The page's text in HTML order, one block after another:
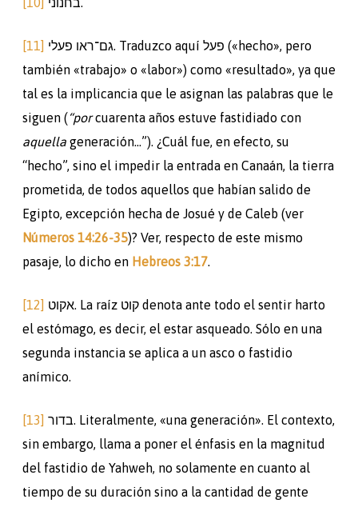
[11] גם־ראו פעלי
. Traduzco aquí פעל («hecho», pero
también «trabajo» o «labor») como «resultado», ya que
tal es la implicancia que le asignan las palabras que le
siguen (“porcuarenta años estuve fastidiado con
aquella generación…”). ¿Cuál fue, en efecto, su
“hecho”, sino el impedir la entrada en Canaán, la tierra
prometida, de todos aquellos que habían salido de
Egipto, excepción hecha de Josué y de Caleb (ver
Números 14:26-35)? Ver, respecto de este mismo
pasaje, lo dicho en Hebreos 3:17.
[12]
el estómago, es decir, el estar asqueado. Sólo en una
segunda instancia se aplica a un asco o fastidio
anímico.
[13]
sin embargo, llama a poner el énfasis en la magnitud
del fastidio de Yahweh, no solamente en cuanto al
tiempo de su duración sino a la cantidad de gente